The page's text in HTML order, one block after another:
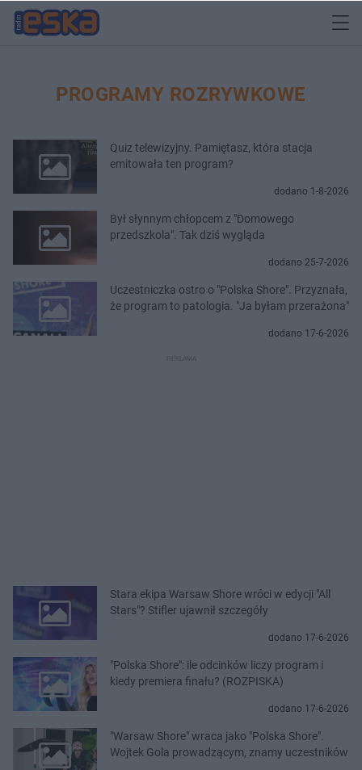
PROGRAMY ROZRYWKOWE
Quiz telewizyjny. Pamiętasz, która stacja
emitowała ten program?
dodano 1-8-2026
Był słynnym chłopcem z "Domowego
przedszkola". Tak dziś wygląda
dodano 25-7-2026
Uczestniczka ostro o "Polska Shore". Przyznała,
że program to patologia. "Ja byłam przerażona"
dodano 17-6-2026
Stara ekipa Warsaw Shore wróci w edycji "All
Stars"? Stifler ujawnił szczegóły
dodano 17-6-2026
"Polska Shore": ile odcinków liczy program i
kiedy premiera finału? (ROZPISKA)
dodano 17-6-2026
"Warsaw Shore" wraca jako "Polska Shore".
Wojtek Gola prowadzącym, znamy uczestników